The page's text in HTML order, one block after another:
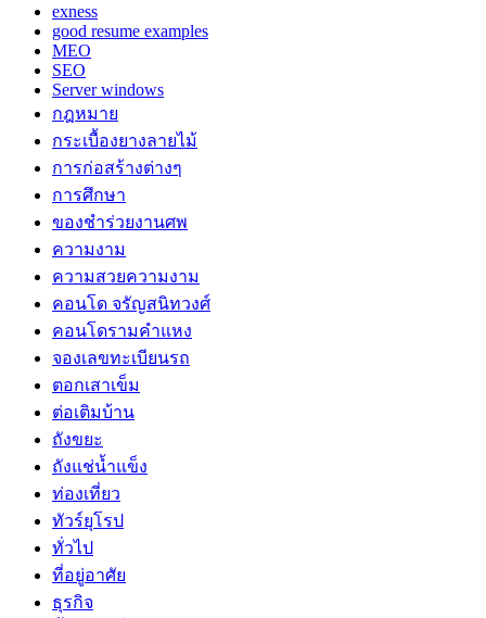
exness
good resume examples
MEO
SEO
Server windows
กฎหมาย
กระเบื้องยางลายไม้
การก่อสร้างต่างๆ
การศึกษา
ของชำร่วยงานศพ
ความงาม
ความสวยความงาม
คอนโด จรัญสนิทวงศ์
คอนโดรามคำแหง
จองเลขทะเบียนรถ
ตอกเสาเข็ม
ต่อเติมบ้าน
ถังขยะ
ถังแช่น้ำแข็ง
ท่องเที่ยว
ทัวร์ยุโรป
ทั่วไป
ที่อยู่อาศัย
ธุรกิจ